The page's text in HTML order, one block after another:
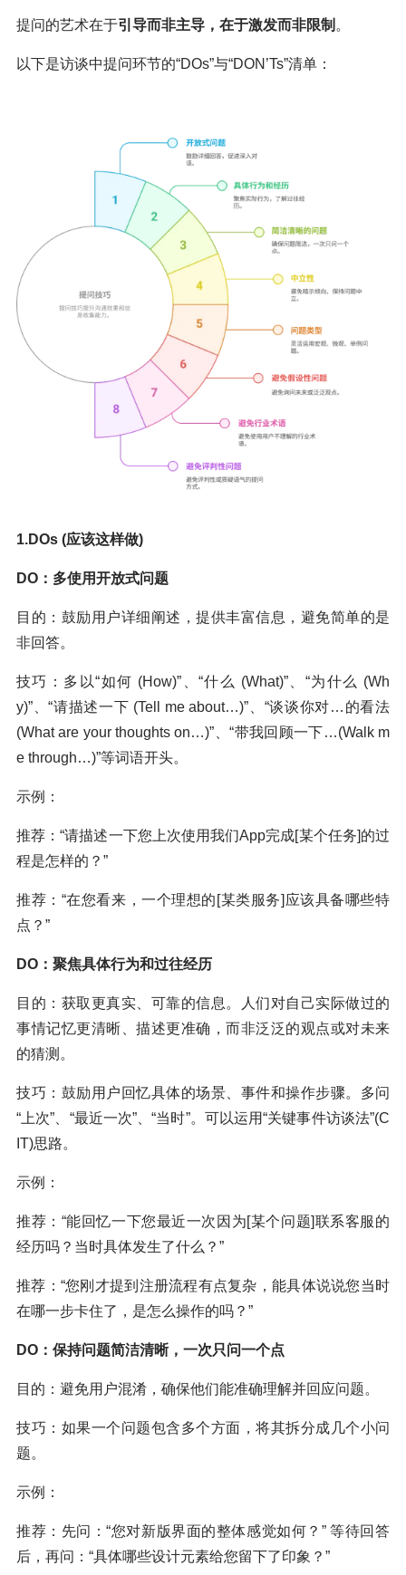
提问的艺术在于引导而非主导，在于激发而非限制 。
以下是访谈中提问环节的“DOs”与“DON’Ts”清单：
1.DOs (应该这样做)
DO：多使用开放式问题
目的：鼓励用户详细阐述，提供丰富信息，避免简单的是
非回答。
技巧：多以“如何 (How)”、“什么 (What)”、“为什么 (Wh
y)”、“请描述一下 (Tell me about…)”、“谈谈你对…的看法
(What are your thoughts on…)”、“带我回顾一下…(Walk m
e through…)”等词语开头。
示例：
推荐：“请描述一下您上次使用我们App完成[某个任务]的过
程是怎样的？”
推荐：“在您看来，一个理想的[某类服务]应该具备哪些特
点？”
DO：聚焦具体行为和过往经历
目的：获取更真实、可靠的信息。人们对自己实际做过的
事情记忆更清晰、描述更准确，而非泛泛的观点或对未来
的猜测。
技巧：鼓励用户回忆具体的场景、事件和操作步骤。多问
“上次”、“最近一次”、“当时”。可以运用“关键事件访谈法”(C
IT)思路。
示例：
推荐：“能回忆一下您最近一次因为[某个问题]联系客服的
经历吗？当时具体发生了什么？”
推荐：“您刚才提到注册流程有点复杂，能具体说说您当时
在哪一步卡住了，是怎么操作的吗？”
DO：保持问题简洁清晰，一次只问一个点
目的：避免用户混淆，确保他们能准确理解并回应问题。
技巧：如果一个问题包含多个方面，将其拆分成几个小问
题。
示例：
推荐：先问：“您对新版界面的整体感觉如何？” 等待回答
后，再问：“具体哪些设计元素给您留下了印象？”